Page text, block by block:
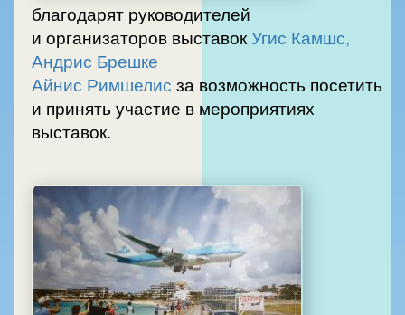
благодарят руководителей
и организаторов выставокУгис Камшс,
Андрис Брешке
Айнис Римшелис
и принять участие в мероприятиях
выставок.